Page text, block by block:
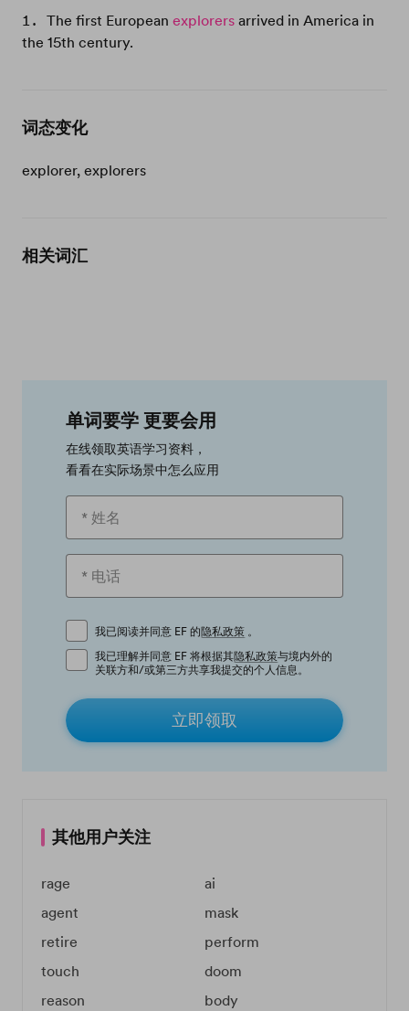
The first European explorersarrived in America in
the 15th century.
词态变化
explorer, explorers
相关词汇
单词要学 更要会用
在线领取英语学习资料，
看看在实际场景中怎么应用
我已阅读并同意 EF 的隐私政策 。
我已理解并同意 EF 将根据其隐私政策与境内外的
关联方和/或第三方共享我提交的个人信息。
立即领取
其他用户关注
rage
ai
agent
mask
retire
perform
touch
doom
reason
body